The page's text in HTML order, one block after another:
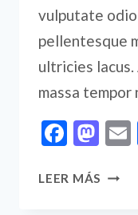
vulputate odio
pellentesque
ultricies lacus.
massa tempor
LEER MÁS